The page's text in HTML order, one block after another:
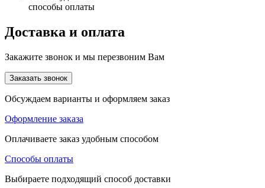
способы оплаты
Доставка и оплата
Закажите звонок и мы перезвоним Вам
Заказать звонок
Обсуждаем варианты и оформляем заказ
Оформление заказа
Оплачиваете заказ удобным способом
Способы оплаты
Выбираете подходящий способ доставки